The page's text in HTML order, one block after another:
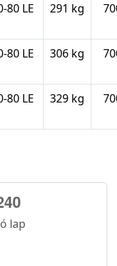
80 LE 291 kg
80 LE 306 kg
80 LE 329 kg
lap